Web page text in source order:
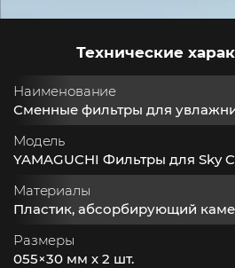
Технические
Наименование
Сменные фильтры для
Модель
YAMAGUCHI Фильтры для Sky
Материалы
Пластик, абсорбирующий
Размеры
055×30 мм х 2 шт.